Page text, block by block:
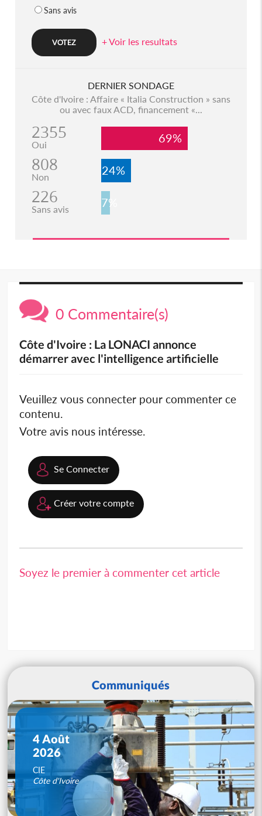
Sans avis
+ Voir les resultats
DERNIER SONDAGE
Côte d'Ivoire : Affaire « Italia Construction » sans
ou avec faux ACD, financement «...
2355
Oui 69%
808
Non 24%
226
Sans avis 7%
0 Commentaire(s)
Côte d'Ivoire : La LONACI annonce
démarrer avec l'intelligence artificielle
Veuillez vous connecter pour commenter ce
contenu.
Votre avis nous intéresse.
Se Connecter
Créer votre compte
Soyez le premier à commenter cet article
Communiqués
4 Août
2026
CIE
Côte d'Ivoire